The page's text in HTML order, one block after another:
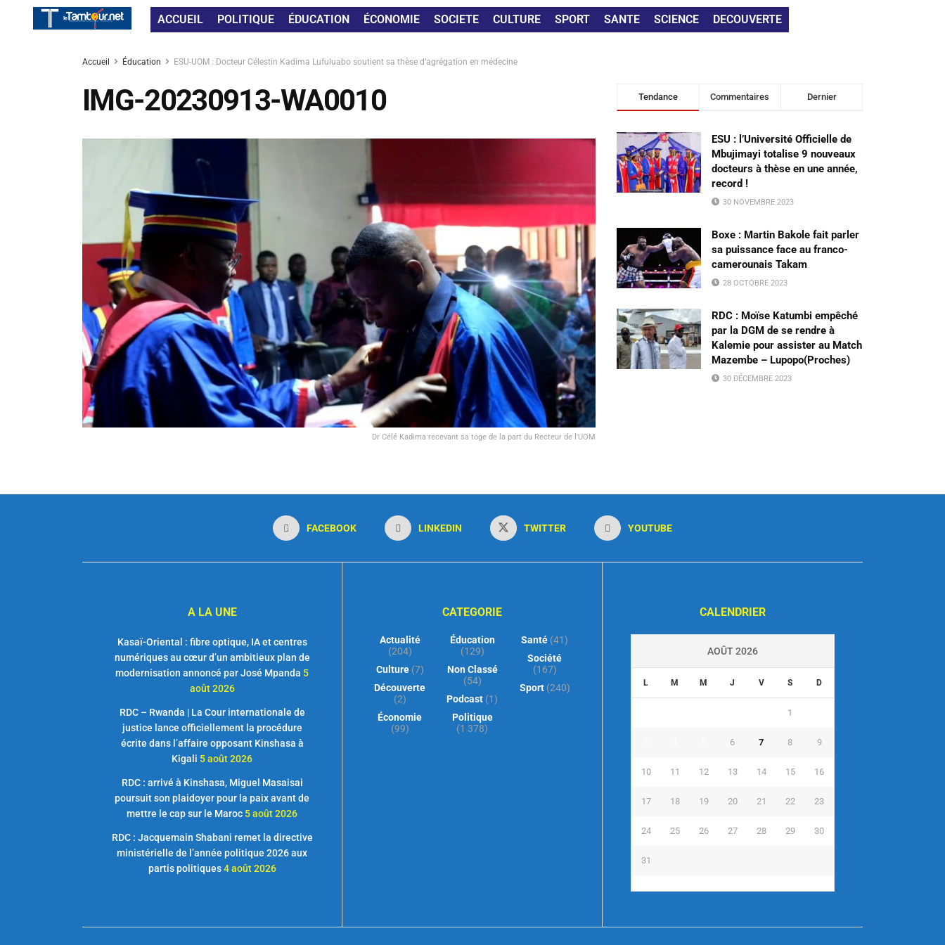
ACCUEIL POLITIQUE ÉDUCATION ÉCONOMIE SOCIETE CULTURE SPORT SANTE SCIENCE DECOUVERTE
Accueil Éducation ESU-UOM : Docteur Célestin Kadima Lufuluabo soutient sa thèse d’agrégation en médecine
IMG-20230913-WA0010
Dr Célé Kadima recevant sa toge de la part du Recteur de l'UOM
Tendance Commentaires Dernier
ESU : l’Université Officielle de
Mbujimayi totalise 9 nouveaux
docteurs à thèse en une année,
record !
30 NOVEMBRE 2023
Boxe : Martin Bakole fait parler
sa puissance face au franco-
camerounais Takam
28 OCTOBRE 2023
RDC : Moïse Katumbi empêché
par la DGM de se rendre à
Kalemie pour assister au Match
Mazembe – Lupopo(Proches)
30 DÉCEMBRE 2023
FACEBOOK LINKEDIN TWITTER YOUTUBE
A LA UNE
Kasaï-Oriental : fibre optique, IA et centres
numériques au cœur d’un ambitieux plan de
modernisation annoncé par José Mpanda 5
août 2026
RDC – Rwanda | La Cour internationale de
justice lance officiellement la procédure
écrite dans l’affaire opposant Kinshasa à
Kigali 5 août 2026
RDC : arrivé à Kinshasa, Miguel Masaisai
poursuit son plaidoyer pour la paix avant de
mettre le cap sur le Maroc 5 août 2026
RDC : Jacquemain Shabani remet la directive
ministérielle de l’année politique 2026 aux
partis politiques 4 août 2026
CATEGORIE
Actualité
(204)
Culture(7)
Découverte
(2)
Économie
(99)
Éducation
(129)
Non Classé
(54)
Podcast (1)
Politique
(1 378)
Santé (41)
Société
(167)
Sport(240)
CALENDRIER
AOÛT 2026
L M M J V S D
1
6 7 8 9
10 11 12 13 14 15 16
17 18 19 20 21 22 23
24 25 26 27 28 29 30
31